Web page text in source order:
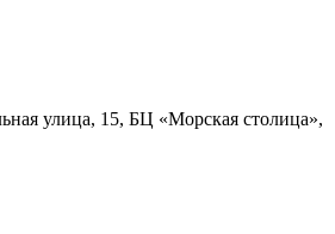
улица, 15, БЦ «Морская столица»,